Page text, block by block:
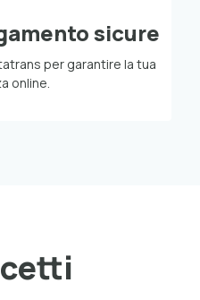
sicure
per garantire la tua
online.